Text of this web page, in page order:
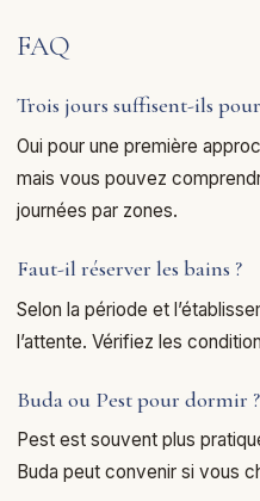
FAQ
Trois jours suffisent-ils
Oui pour une première
mais vous pouvez
journées par zones.
Faut-il réserver les bains ?
Selon la période et
l’attente. Vérifiez les
Buda ou Pest pour dormir ?
Pest est souvent plus
Buda peut convenir si vous